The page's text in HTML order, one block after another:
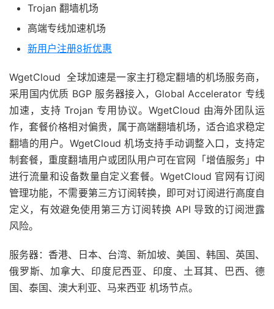
Trojan 翻墙机场
高端专线加速机场
新用户注册8折优惠
WgetCloud 全球加速是一家主打稳定翻墙的机场服务商，
采用国内优质 BGP 服务器接入，Global Accelerator 专线
加速，支持 Trojan 专用协议。WgetCloud 由海外团队运
作，套餐价格相对偏贵，属于高端翻墙机场，适合追求稳定
翻墙的用户。WgetCloud 机场支持手动调整入口，支持定
制套餐，重度翻墙用户或团队用户可在官网「增值服务」中
进行流量和设备数量自定义套餐。WgetCloud 官网有订阅
管理功能，不需要第三方订阅转换，即可对订阅进行高度自
定义，有效避免使用第三方订阅转换 API 导致的订阅泄露
风险。
服务器：香港、日本、台湾、新加坡、美国、韩国、英国、
俄罗斯、加拿大、印度尼西亚、印度、土耳其、巴西、德
国、泰国、澳大利亚、马来西亚 机场节点。